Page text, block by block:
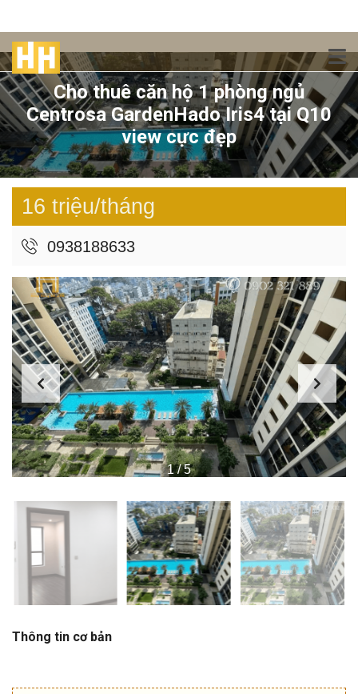
Cho thuê căn hộ 1 phòng ngủ
Centrosa GardenHado Iris4 tại Q10
view cực đẹp
16 triệu/tháng
0938188633
1/5
Thông tin cơ bản